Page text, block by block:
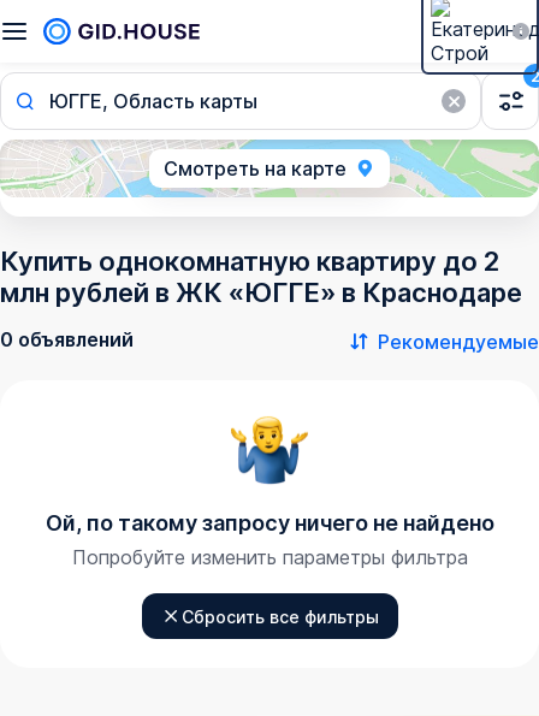
ЮГГЕ, Область карты
2
Смотреть на карте
Купить однокомнатную квартиру до 2
млн рублей в ЖК «ЮГГЕ» в Краснодаре
0 объявлений Рекомендуемые
Ой, по такому запросу ничего не найдено
Попробуйте изменить параметры фильтра
Сбросить все фильтры